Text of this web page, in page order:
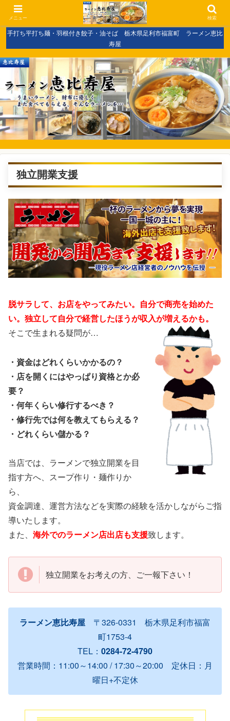
手打ち平打ち麺・羽根付き餃子・油そば 栃木県足利市福富町 ラーメン恵比
寿屋
独立開業支援
脱サラして、お店をやってみたい。自分で商売を始めた
い。独立して自分で経営したほうが収入が増えるかも。
そこで生まれる疑問が…
・資金はどれくらいかかるの？
・店を開くにはやっぱり資格とか必
要？
・何年くらい修行するべき？
・修行先では何を教えてもらえる？
・どれくらい儲かる？
当店では、ラーメンで独立開業を目
指す方へ、スープ作り・麺作りか
ら、
資金調達、運営方法などを実際の経験を活かしながらご指
導いたします。
また、 海外でのラーメン店出店も支援致します。
独立開業をお考えの方、ご一報下さい！
ラーメン恵比寿屋 〒326-0331 栃木県足利市福富
町1753-4
TEL： 0284-72-4790
営業時間：11:00～14:00 / 17:30～20:00 定休日：月
曜日+不定休
メニュー 検索